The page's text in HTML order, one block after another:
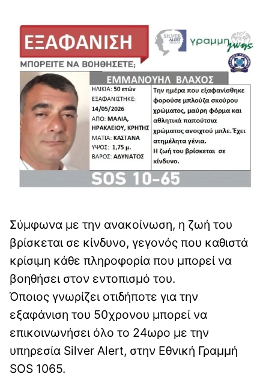
Σύμφωνα με την ανακοίνωση, η ζωή του
βρίσκεται σε κίνδυνο, γεγονός που καθιστά
κρίσιμη κάθε πληροφορία που μπορεί να
βοηθήσει στον εντοπισμό του.
Όποιος γνωρίζει οτιδήποτε για την
εξαφάνιση του 50χρονου μπορεί να
επικοινωνήσει όλο το 24ωρο με την
υπηρεσία Silver Alert, στην Εθνική Γραμμή
SOS 1065.